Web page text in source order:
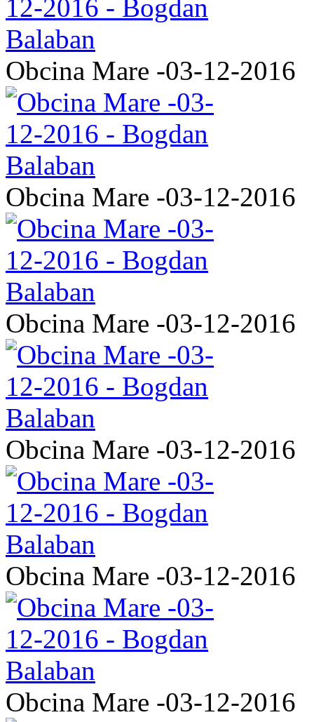
Obcina Mare -03-12-2016
Obcina Mare -03-12-2016
Obcina Mare -03-12-2016
Obcina Mare -03-12-2016
Obcina Mare -03-12-2016
Obcina Mare -03-12-2016